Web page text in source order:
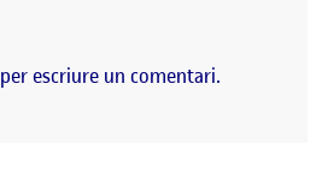
per escriure un comentari.